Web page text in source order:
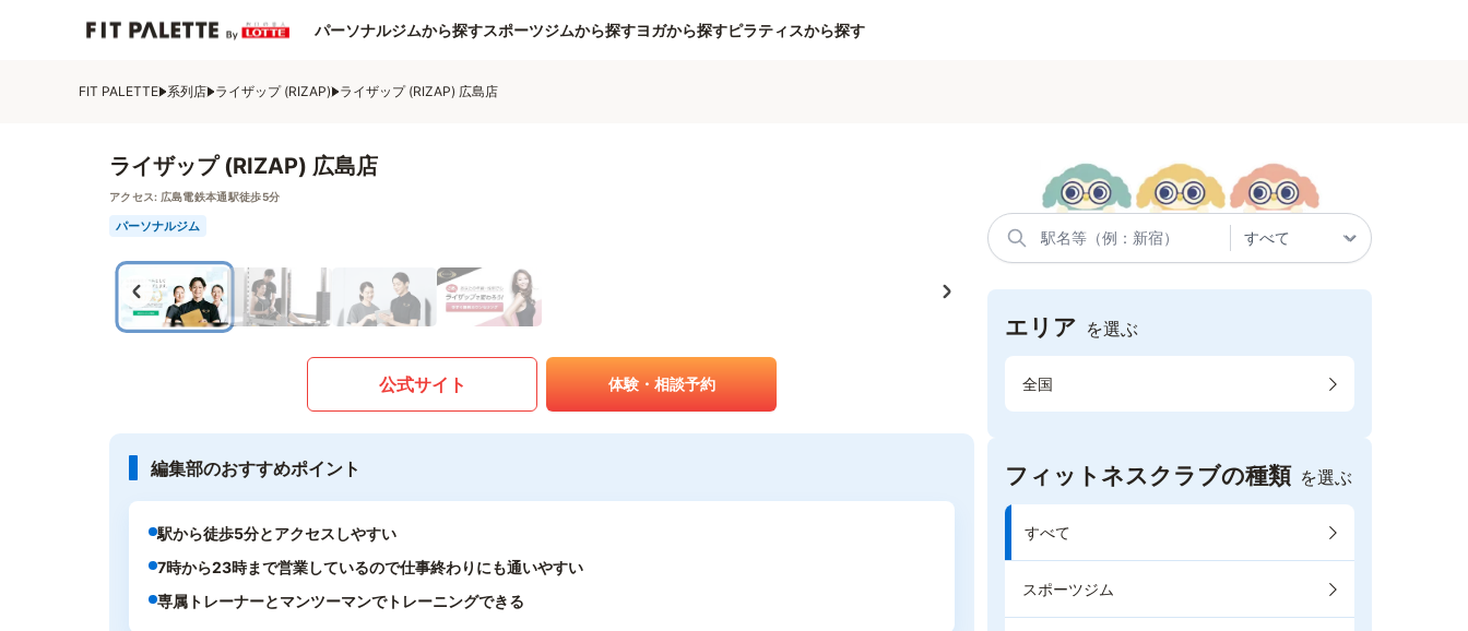
パーソナルジムから探すスポーツジムから探すヨガから探すピラティスから探す
FIT PALETTE 系列店 ライザップ (RIZAP) ライザップ (RIZAP) 広島店
ライザップ (RIZAP) 広島店
アクセス: 広島電鉄本通駅徒歩5分
パーソナルジム
公式サイト 体験・相談予約
編集部のおすすめポイント
駅から徒歩5分とアクセスしやすい
7時から23時まで営業しているので仕事終わりにも通いやすい
専属トレーナーとマンツーマンでトレーニングできる
エリア を選ぶ
全国
フィットネスクラブの種類 を選ぶ
すべて
スポーツジム